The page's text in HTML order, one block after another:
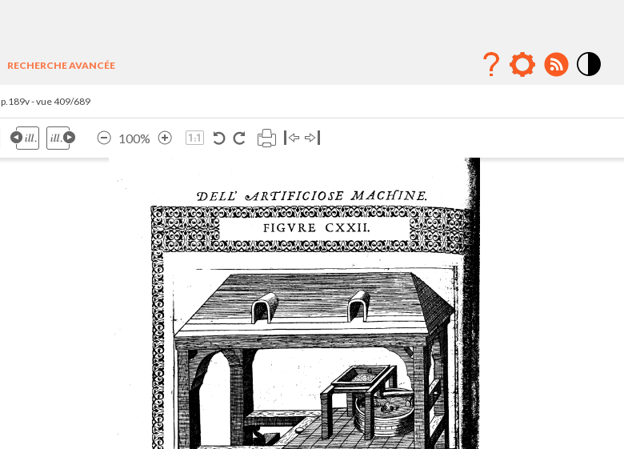
RECHERCHE AVANCÉE
p.189v - vue 409/689
100%